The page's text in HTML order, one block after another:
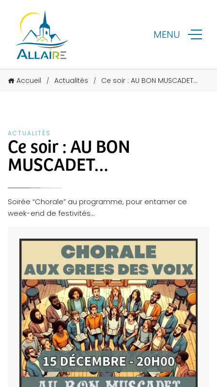
MENU
Accueil / Actualités / Ce soir : AU BON MUSCADET…
ACTUALITÉS
Ce soir : AU BON
MUSCADET…
Soirée “Chorale” au programme, pour entamer ce
week-end de festivités…